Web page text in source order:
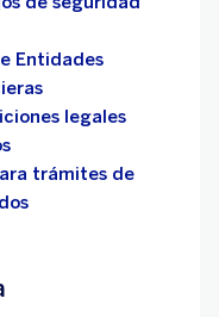
Entidades
legales
trámites de